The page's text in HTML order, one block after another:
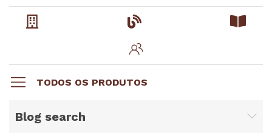
TODOS OS PRODUTOS
Blog search